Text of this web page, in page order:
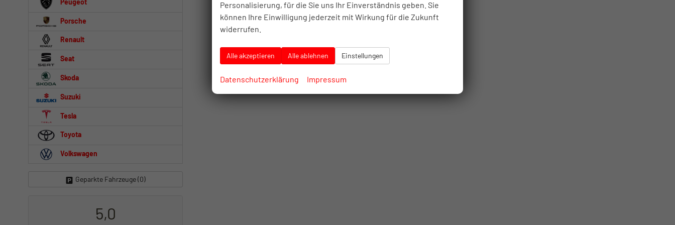
Peugeot
Porsche
Renault
Seat
Skoda
Suzuki
Tesla
Toyota
Volkswagen
Geparkte Fahrzeuge (0)
5,0
Personalisierung, für die Sie uns Ihr Einverständnis geben. Sie
können Ihre Einwilligung jederzeit mit Wirkung für die Zukunft
widerrufen.
Alle akzeptieren Alle ablehnen Einstellungen
Datenschutzerklärung Impressum